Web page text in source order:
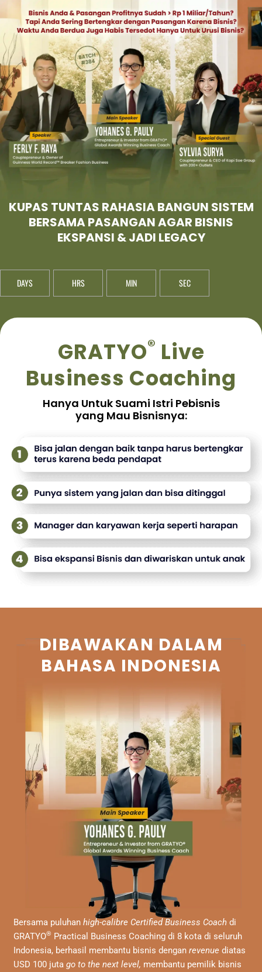
KUPAS TUNTAS RAHASIA BANGUN SISTEM
BERSAMA PASANGAN AGAR BISNIS
EKSPANSI & JADI LEGACY
DAYS HRS MIN SEC
GRATYO® Live
Business Coaching
Hanya Untuk Suami Istri Pebisnis
yang Mau Bisnisnya:
DIBAWAKAN DALAM
BAHASA INDONESIA​
Bersama puluhan high-calibre Certified Business Coachdi
GRATYO® Practical Business Coaching di 8 kota di seluruh
Indonesia, berhasil membantu bisnis dengan revenue diatas
USD 100 juta go to the next level, membantu pemilik bisnis